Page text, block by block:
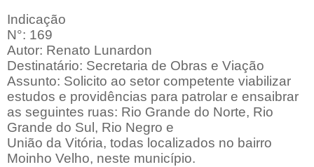
Indicação
N°: 169
Autor: Renato Lunardon
Destinatário: Secretaria de Obras e Viação
Assunto: Solicito ao setor competente viabilizar
estudos e providências para patrolar e ensaibrar
as seguintes ruas: Rio Grande do Norte, Rio
Grande do Sul, Rio Negro e
União da Vitória, todas localizados no bairro
Moinho Velho, neste município.